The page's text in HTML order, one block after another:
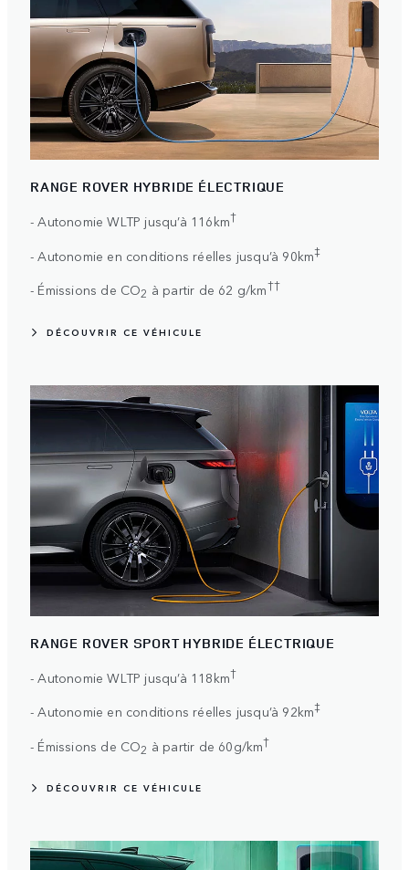
RANGE ROVER HYBRIDE ÉLECTRIQUE
- Autonomie WLTP jusqu’à 116km†
- Autonomie en conditions réelles jusqu’à 90km‡
- Émissions de CO2 à partir de 62 g/km††
DÉCOUVRIR CE VÉHICULE
RANGE ROVER SPORT HYBRIDE ÉLECTRIQUE
- Autonomie WLTP jusqu’à 118km†
- Autonomie en conditions réelles jusqu’à 92km‡
- Émissions de CO2 à partir de 60g/km†
DÉCOUVRIR CE VÉHICULE